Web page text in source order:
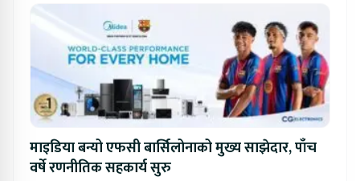
माइडिया बन्यो एफसी बार्सिलोनाको मुख्य साझेदार, पाँच
वर्षे रणनीतिक सहकार्य सुरु